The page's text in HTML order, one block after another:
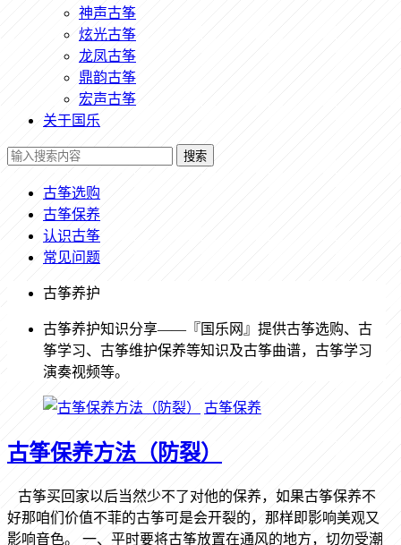
神声古筝
炫光古筝
龙凤古筝
鼎韵古筝
宏声古筝
关于国乐
搜索
古筝选购
古筝保养
认识古筝
常见问题
古筝养护
古筝养护知识分享——『国乐网』提供古筝选购、古
筝学习、古筝维护保养等知识及古筝曲谱，古筝学习
演奏视频等。
古筝保养
古筝保养方法（防裂）
古筝买回家以后当然少不了对他的保养，如果古筝保养不
好那咱们价值不菲的古筝可是会开裂的，那样即影响美观又
影响音色。 一、平时要将古筝放置在通风的地方，切勿受潮